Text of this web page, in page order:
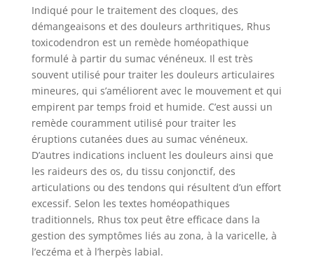
Indiqué pour le traitement des cloques, des
démangeaisons et des douleurs arthritiques, Rhus
toxicodendron est un remède homéopathique
formulé à partir du sumac vénéneux. Il est très
souvent utilisé pour traiter les douleurs articulaires
mineures, qui s’améliorent avec le mouvement et qui
empirent par temps froid et humide. C’est aussi un
remède couramment utilisé pour traiter les
éruptions cutanées dues au sumac vénéneux.
D’autres indications incluent les douleurs ainsi que
les raideurs des os, du tissu conjonctif, des
articulations ou des tendons qui résultent d’un effort
excessif. Selon les textes homéopathiques
traditionnels, Rhus tox peut être efficace dans la
gestion des symptômes liés au zona, à la varicelle, à
l’eczéma et à l’herpès labial.